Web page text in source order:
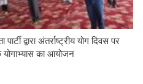
द्वारा अंतर्राष्ट्रीय योग दिवस पर
योगाभ्यास का आयोजन